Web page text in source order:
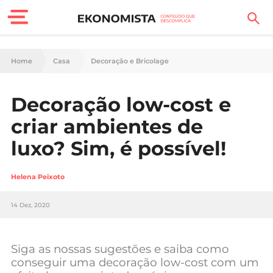
Finanças Pessoais
Carreira
Casa
Lifestyle
Sociedade
Negócios
Home Casa Decoração e Bricolage
Decoração low-cost e
criar ambientes de
luxo? Sim, é possível!
Helena Peixoto
14 Dez, 2020
Siga as nossas sugestões e saiba como
conseguir uma decoração low-cost com um